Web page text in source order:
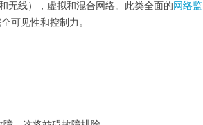
无线），虚拟和混合网络。此类全面的 网络监
可见性和控制力。